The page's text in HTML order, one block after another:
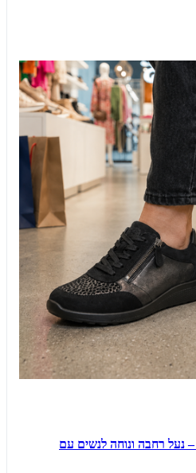
WALDLÄUFER 815M01 – נעל רחבה ונוחה לנשים עם